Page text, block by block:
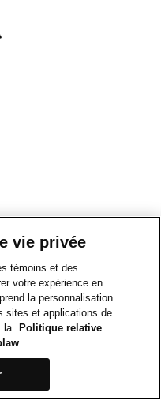
vie privée
témoins et des
votre expérience en
la personnalisation
sites et applications de
la
Politique relative